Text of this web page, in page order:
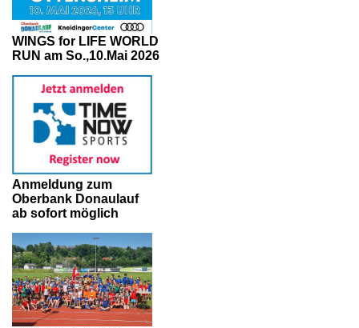
WINGS for LIFE WORLD
RUN am So.,10.Mai 2026
Anmeldung zum
Oberbank Donaulauf
ab sofort möglich